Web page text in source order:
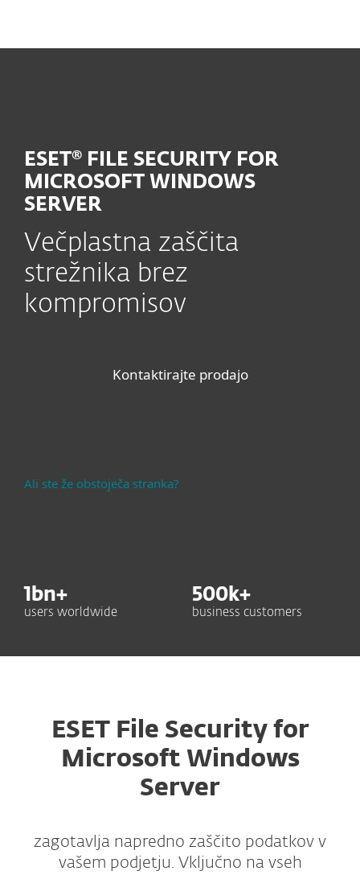
ESET® FILE SECURITY FOR
MICROSOFT WINDOWS
SERVER
Večplastna zaščita
strežnika brez
kompromisov
Kontaktirajte prodajo
Ali ste že obstoječa stranka?
1 bn+
users worldwide
500 k+
business customers
ESET File Security for
Microsoft Windows
Server
zagotavlja napredno zaščito podatkov v
vašem podjetju. Vključno na vseh